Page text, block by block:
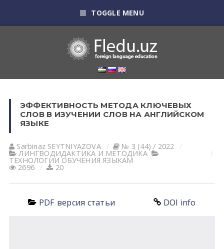
TOGGLE MENU
ЭФФЕКТИВНОСТЬ МЕТОДА КЛЮЧЕВЫХ
СЛОВ В ИЗУЧЕНИИ СЛОВ НА АНГЛИЙСКОМ
ЯЗЫКЕ
Sarbinaz SEYTNIYAZOVА № 3 (44) / 2022
ЛИНГВОДИДАКТИКА И МЕТОДИКА
ТЕХНОЛОГИИ ОБУЧЕНИЯ ЯЗЫКАМ
2696 20
PDF версия статьи DOI info